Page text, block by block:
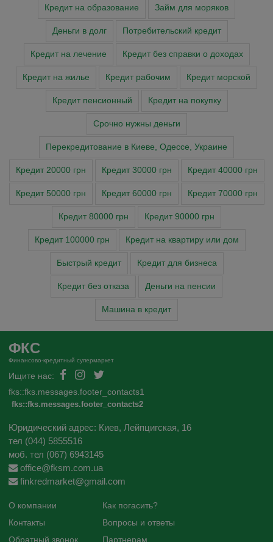
Кредит на образование Займ для моряков
Деньги в долг Потребительский кредит
Кредит на лечение Кредит без справки о доходах
Кредит на жилье Кредит рабочим Кредит морской
Кредит пенсионный Кредит на покупку
Cрочно нужны деньги
Перекредитование в Киеве, Одессе, Украине
Кредит 20000 грн Кредит 30000 грн Кредит 40000 грн
Кредит 50000 грн Кредит 60000 грн Кредит 70000 грн
Кредит 80000 грн Кредит 90000 грн
Кредит 100000 грн Кредит на квартиру или дом
Быстрый кредит Кредит для бизнеса
Кредит без отказа Деньги на пенсии
Машина в кредит
ФКС
Финансово-кредитный супермаркет
Ищите нас:
fks::fks.messages.footer_contacts1
fks::fks.messages.footer_contacts2
Юридический адрес: Киев, Лейпцигская, 16
тел (044) 5855516
моб. тел (067) 6943145
office@fksm.com.ua
finkredmarket@gmail.com
О компании
Контакты
Обратный звонок
Как погасить?
Вопросы и ответы
Партнерам